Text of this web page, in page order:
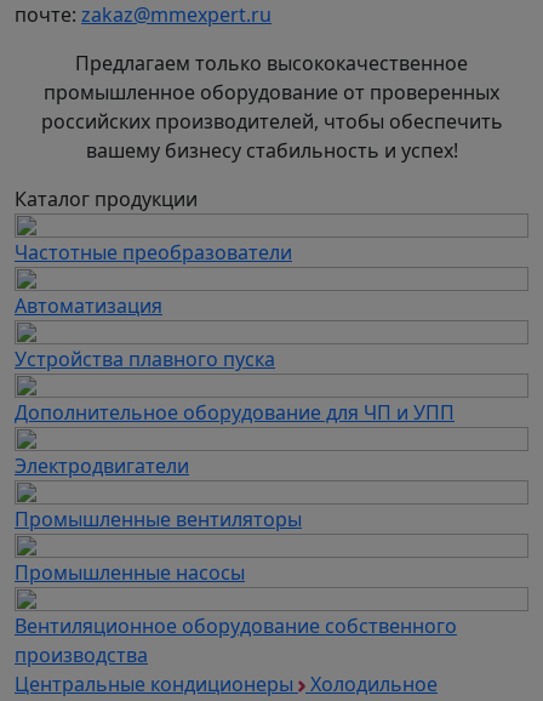
почте: zakaz@mmexpert.ru
Предлагаем только высококачественное
промышленное оборудование от проверенных
российских производителей, чтобы обеспечить
вашему бизнесу стабильность и успех!
Каталог продукции
Частотные преобразователи
Автоматизация
Устройства плавного пуска
Дополнительное оборудование для ЧП и УПП
Электродвигатели
Промышленные вентиляторы
Промышленные насосы
Вентиляционное оборудование собственного
производства
Центральные кондиционеры
Холодильное